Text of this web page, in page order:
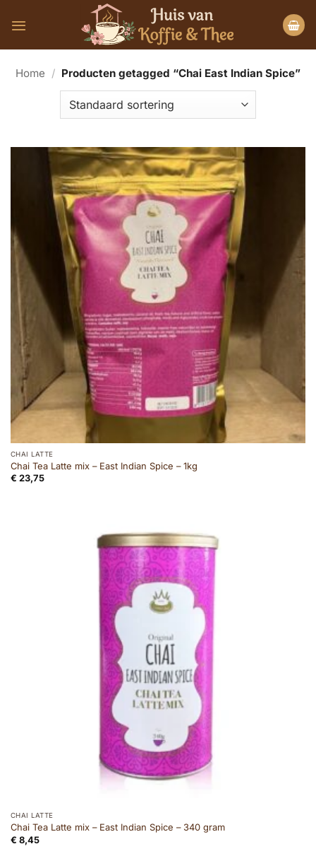
naar
Home / Producten getagged “Chai East Indian Spice”
CHAI LATTE
Chai Tea Latte mix – East Indian Spice – 1kg
€ 23,75
CHAI LATTE
Chai Tea Latte mix – East Indian Spice – 340 gram
€ 8,45